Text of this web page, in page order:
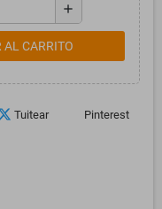
add
AL CARRITO
Tuitear Pinterest